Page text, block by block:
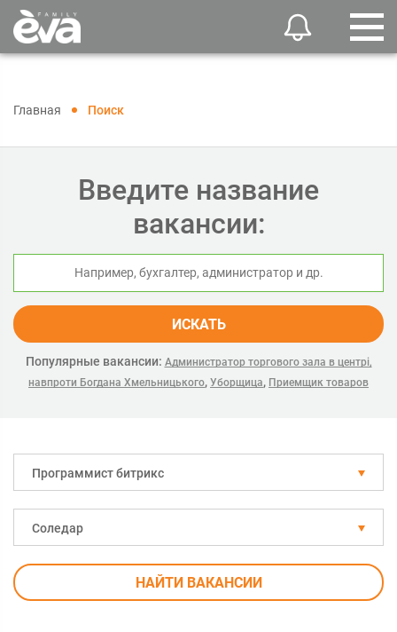
Главная Поиск
Введите название
вакансии:
ИСКАТЬ
Популярные вакансии: Администратор торгового зала в центрі,
навпроти Богдана Хмельницького, Уборщица, Приемщик товаров
Программист битрикс
Соледар
НАЙТИ ВАКАНСИИ